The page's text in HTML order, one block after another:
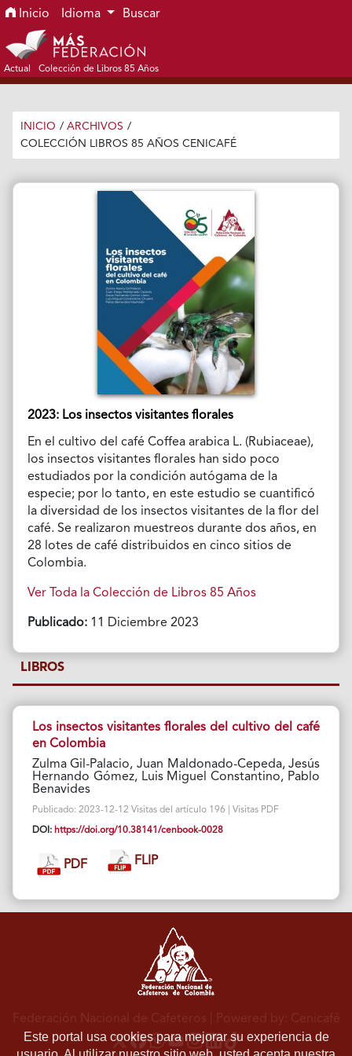
Ir al menú de navegación principal
Ir al contenido principal
Ir al pie de página del sitio
Inicio Idioma Buscar
Actual Colección de Libros 85 Años
INICIO / ARCHIVOS /
COLECCIÓN LIBROS 85 AÑOS CENICAFÉ
2023: Los insectos visitantes florales
En el cultivo del café Coffea arabica L. (Rubiaceae),
los insectos visitantes florales han sido poco
estudiados por la condición autógama de la
especie; por lo tanto, en este estudio se cuantificó
la diversidad de los insectos visitantes de la flor del
café. Se realizaron muestreos durante dos años, en
28 lotes de café distribuidos en cinco sitios de
Colombia.
Ver Toda la Colección de Libros 85 Años
Publicado:11 Diciembre 2023
LIBROS
Los insectos visitantes florales del cultivo del café
en Colombia
Zulma Gil-Palacio, Juan Maldonado-Cepeda, Jesús
Hernando Gómez, Luis Miguel Constantino, Pablo
Benavides
Publicado: 2023-12-12 Visitas del artículo 196 | Visitas PDF
DOI: https://doi.org/10.38141/cenbook-0028
PDF FLIP
Este portal usa cookies para mejorar su experiencia de
Federación Nacional de Cafeteros | Powered by: Cenicafé